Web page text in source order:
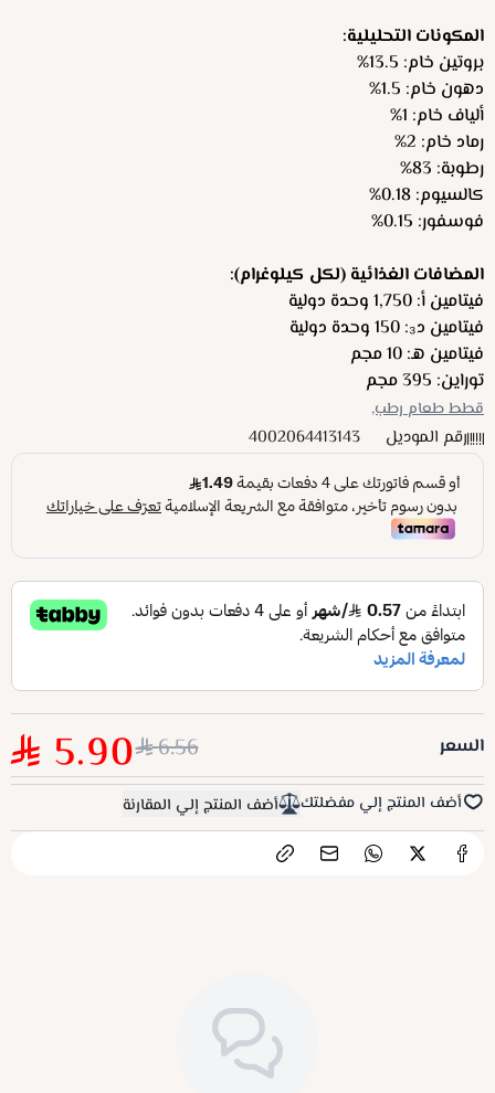
المكونات التحليلية:
بروتين خام: 13.5%
دهون خام: 1.5%
ألياف خام: 1%
رماد خام: 2%
رطوبة: 83%
كالسيوم: 0.18%
فوسفور: 0.15%
المضافات الغذائية (لكل كيلوغرام):
فيتامين أ: 1,750 وحدة دولية
فيتامين د₃: 150 وحدة دولية
فيتامين هـ: 10 مجم
توراين: 395 مجم
قطط طعام رطب,
رقم الموديل 4002064413143
السعر 6.56
5.90
أضف المنتج إلي مفضلتك أضف المنتج إلي المقارنة